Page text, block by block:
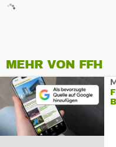
MEHR VON FFH